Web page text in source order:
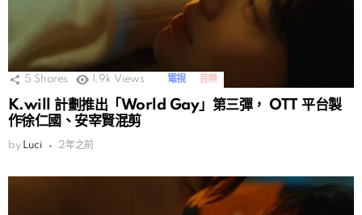
5 Shares 1.9k Views 電視 音樂
K.will 計劃推出「World Gay」第三彈， OTT 平台製
作徐仁國、安宰賢混剪
by Luci 2年之前